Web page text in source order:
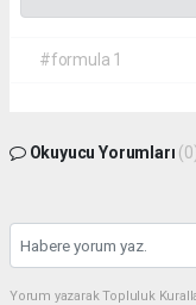
#formula 1
Okuyucu Yorumları
Yorum yazarak Topluluk